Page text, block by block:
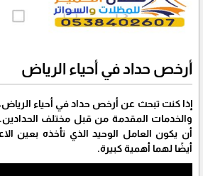
أرخص حداد في أحياء الرياض
إذا كنت تبحث عن أرخص حداد في أحياء
والخدمات المقدمة من قبل مختلف
أن يكون العامل الوحيد الذي تأخذه بعين
أيضًا لهما أهمية كبيرة.